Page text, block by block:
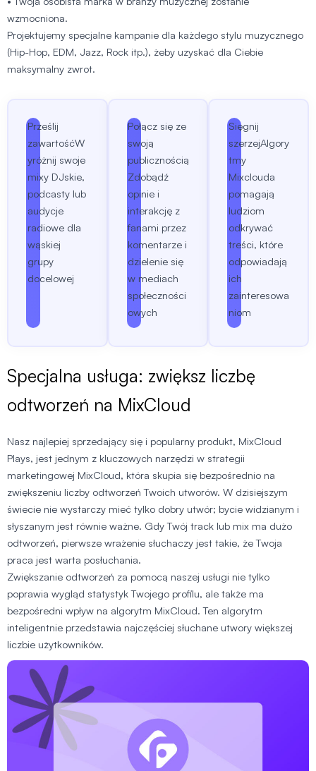
wzmocniona.
Projektujemy specjalne kampanie dla każdego stylu muzycznego
(Hip-Hop, EDM, Jazz, Rock itp.), żeby uzyskać dla Ciebie
maksymalny zwrot.
Prześlij
zawartośćW
yróżnij swoje
mixy DJskie,
podcasty lub
audycje
radiowe dla
wąskiej
grupy
docelowej
Połącz się ze
swoją
publicznością
Zdobądź
opinie i
interakcję z
fanami przez
komentarze i
dzielenie się
w mediach
społeczności
owych
Sięgnij
szerzejAlgory
tmy
Mixclouda
pomagają
ludziom
odkrywać
treści, które
odpowiadają
ich
zainteresowa
niom
Specjalna usługa: zwiększ liczbę
odtworzeń na MixCloud
Nasz najlepiej sprzedający się i popularny produkt, MixCloud
Plays, jest jednym z kluczowych narzędzi w strategii
marketingowej MixCloud, która skupia się bezpośrednio na
zwiększeniu liczby odtworzeń Twoich utworów. W dzisiejszym
świecie nie wystarczy mieć tylko dobry utwór; bycie widzianym i
słyszanym jest równie ważne. Gdy Twój track lub mix ma dużo
odtworzeń, pierwsze wrażenie słuchaczy jest takie, że Twoja
praca jest warta posłuchania.
Zwiększanie odtworzeń za pomocą naszej usługi nie tylko
poprawia wygląd statystyk Twojego profilu, ale także ma
bezpośredni wpływ na algorytm MixCloud. Ten algorytm
inteligentnie przedstawia najczęściej słuchane utwory większej
liczbie użytkowników.